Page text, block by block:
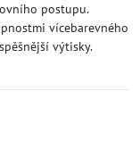
postupu.
vícebarevného
výtisky.